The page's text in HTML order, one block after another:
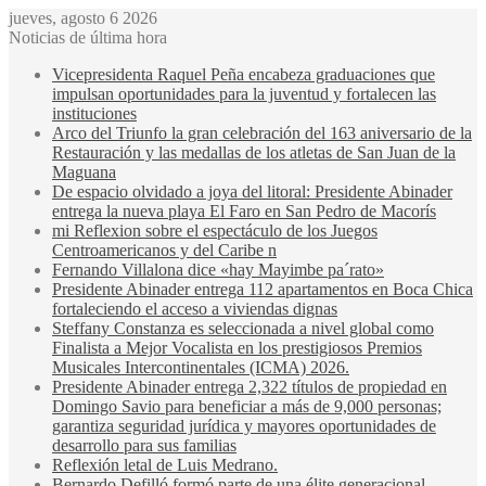
jueves, agosto 6 2026
Noticias de última hora
Vicepresidenta Raquel Peña encabeza graduaciones que
impulsan oportunidades para la juventud y fortalecen las
instituciones
Arco del Triunfo la gran celebración del 163 aniversario de la
Restauración y las medallas de los atletas de San Juan de la
Maguana
De espacio olvidado a joya del litoral: Presidente Abinader
entrega la nueva playa El Faro en San Pedro de Macorís
mi Reflexion sobre el espectáculo de los Juegos
Centroamericanos y del Caribe n
Fernando Villalona dice «hay Mayimbe pa´rato»
Presidente Abinader entrega 112 apartamentos en Boca Chica
fortaleciendo el acceso a viviendas dignas
Steffany Constanza es seleccionada a nivel global como
Finalista a Mejor Vocalista en los prestigiosos Premios
Musicales Intercontinentales (ICMA) 2026.
Presidente Abinader entrega 2,322 títulos de propiedad en
Domingo Savio para beneficiar a más de 9,000 personas;
garantiza seguridad jurídica y mayores oportunidades de
desarrollo para sus familias
Reflexión letal de Luis Medrano.